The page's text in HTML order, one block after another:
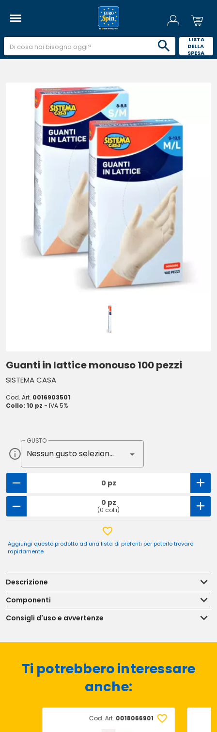
LISTA
DELLA
SPESA
Guanti in lattice monouso 100 pezzi
SISTEMA CASA
Cod. Art. 0016903501
Collo: 10 pz - IVA 5%
GUSTO
Nessun gusto selezionato
0 pz
0 pz
(0 colli)
Aggiungi questo prodotto ad una lista di preferiti per poterlo trovare
rapidamente
Descrizione
Componenti
Consigli d'uso e avvertenze
Ti potrebbero interessare
anche:
Cod. Art. 0018066901